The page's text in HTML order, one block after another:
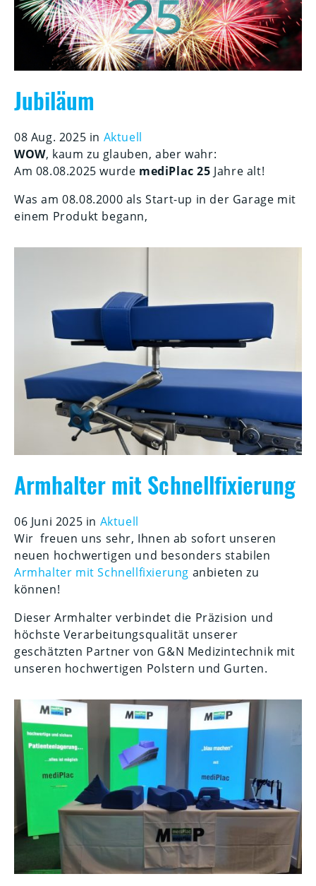
Jubiläum
08 Aug. 2025 in Aktuell
WOW, kaum zu glauben, aber wahr:
Am 08.08.2025 wurde mediPlac 25 Jahre alt!
Was am 08.08.2000 als Start-up in der Garage mit
einem Produkt begann,
Armhalter mit Schnellfixierung
06 Juni 2025 in Aktuell
Wir freuen uns sehr, Ihnen ab sofort unseren
neuen hochwertigen und besonders stabilen
Armhalter mit Schnellfixierung anbieten zu
können!
Dieser Armhalter verbindet die Präzision und
höchste Verarbeitungsqualität unserer
geschätzten Partner von G&N Medizintechnik mit
unseren hochwertigen Polstern und Gurten.